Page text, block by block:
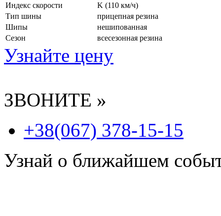
Индекс скорости
K (110 км/ч)
Тип шины
прицепная резина
Шипы
нешипованная
Сезон
всесезонная резина
Узнайте цену
ЗВОНИТЕ »
+38(067) 378-15-15
Узнай о ближайшем